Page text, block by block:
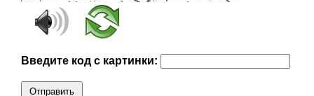
Введите код с картинки:
Отправить